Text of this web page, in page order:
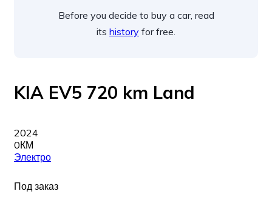
Before you decide to buy a car, read
its history for free.
KIA EV5 720 km Land
2024
0КМ
Электро
Под заказ